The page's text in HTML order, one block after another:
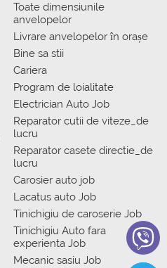
Toate dimensiunile
anvelopelor
Livrare anvelopelor în orașe
Bine sa stii
Cariera
Program de loialitate
Electrician Auto Job
Reparator cutii de viteze_de
lucru
Reparator casete directie_de
lucru
Carosier auto job
Lacatus auto Job
Tinichigiu de caroserie Job
Tinichigiu Auto fara
experienta Job
Mecanic sasiu Job